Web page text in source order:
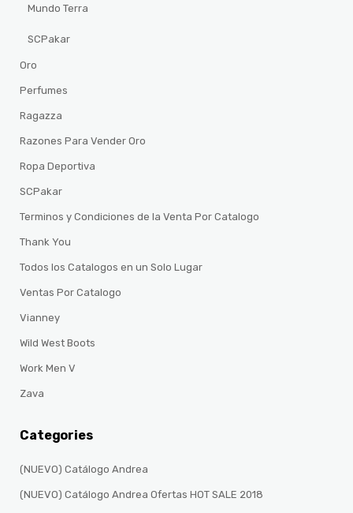
Mundo Terra
SCPakar
Oro
Perfumes
Ragazza
Razones Para Vender Oro
Ropa Deportiva
SCPakar
Terminos y Condiciones de la Venta Por Catalogo
Thank You
Todos los Catalogos en un Solo Lugar
Ventas Por Catalogo
Vianney
Wild West Boots
Work Men V
Zava
Categories
(NUEVO) Catálogo Andrea
(NUEVO) Catálogo Andrea Ofertas HOT SALE 2018